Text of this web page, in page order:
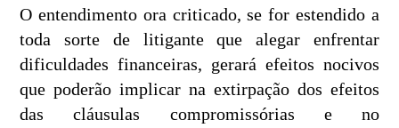
O entendimento ora criticado, se for estendido a
toda sorte de litigante que alegar enfrentar
dificuldades financeiras, gerará efeitos nocivos
que poderão implicar na extirpação dos efeitos
das cláusulas compromissórias e no